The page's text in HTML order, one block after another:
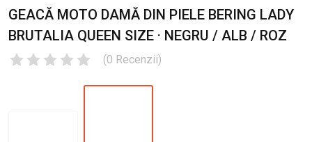
GEACĂ MOTO DAMĂ DIN PIELE BERING LADY
BRUTALIA QUEEN SIZE · NEGRU / ALB / ROZ
(0 Recenzii)